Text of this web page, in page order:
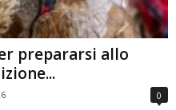
prepararsi allo
0